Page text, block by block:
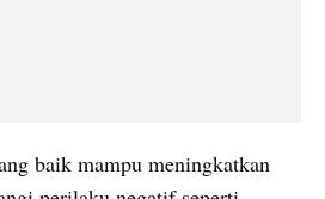
baik mampu meningkatkan